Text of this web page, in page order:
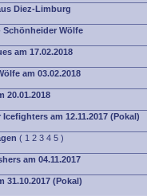
Diez-Limburg
Schönheider Wölfe
am 17.02.2018
am 03.02.2018
20.01.2018
am 12.11.2017 (Pokal)
( 1 2 3 4 5 )
am 04.11.2017
31.10.2017 (Pokal)